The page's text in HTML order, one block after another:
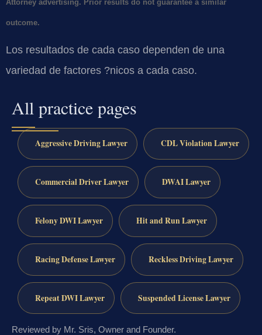
Attorney advertising. Prior results do not guarantee a similar
outcome.
Los resultados de cada caso dependen de una
variedad de factores ?nicos a cada caso.
All practice pages
Aggressive Driving Lawyer CDL Violation Lawyer
Commercial Driver Lawyer DWAI Lawyer
Felony DWI Lawyer Hit and Run Lawyer
Racing Defense Lawyer Reckless Driving Lawyer
Repeat DWI Lawyer Suspended License Lawyer
Reviewed by Mr. Sris, Owner and Founder.